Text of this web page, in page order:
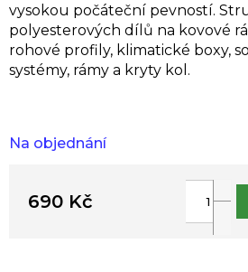
Na objednání
vysokou počáteční pevností.
polyesterových dílů na kovové
rohové profily, klimatické boxy,
systémy, rámy a kryty kol.
690 Kč